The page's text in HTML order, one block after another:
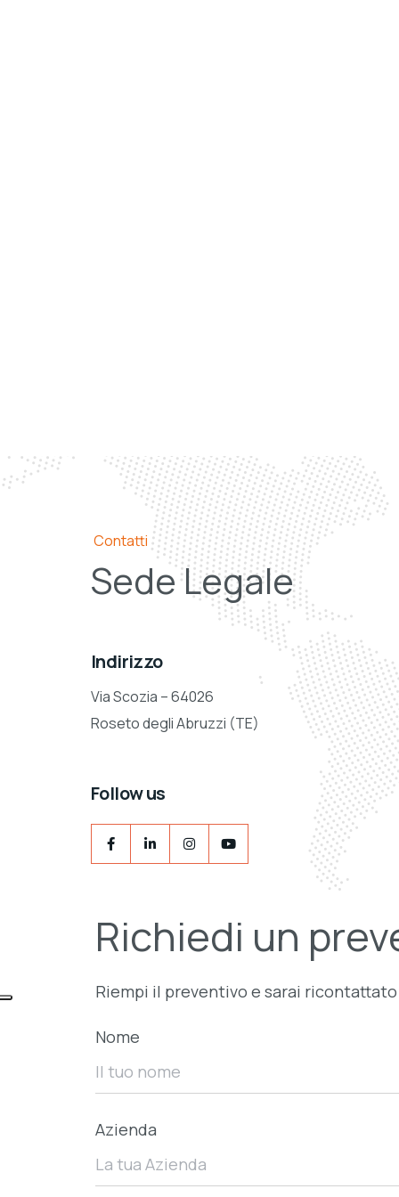
Contatti
Sede Legale
Indirizzo
Via Scozia – 64026
Roseto degli Abruzzi (TE)
Follow us
Richiedi un
Riempi il preventivo e sarai
Nome
Azienda